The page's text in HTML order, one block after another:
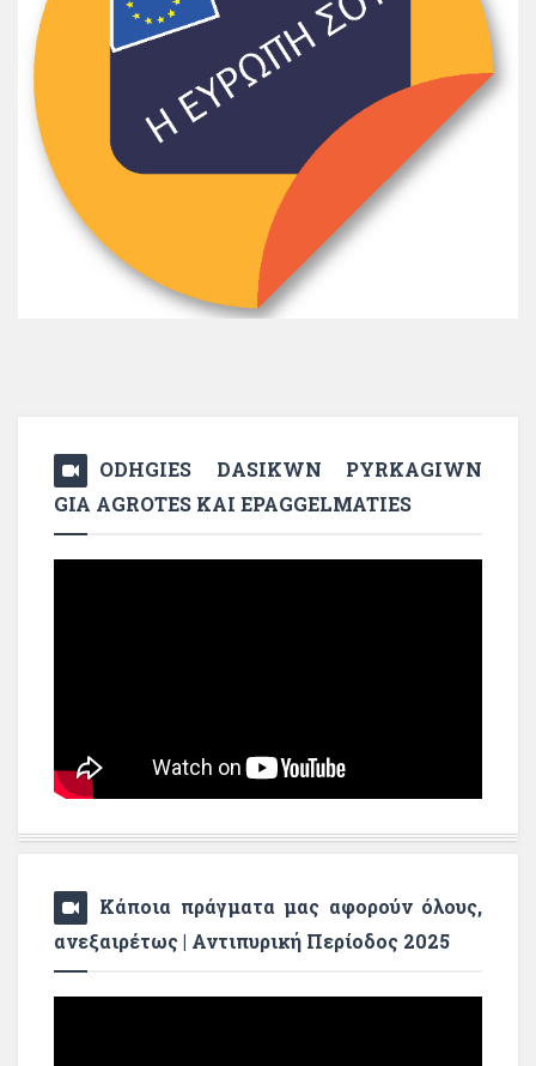
ODHGIES DASIKWN PYRKAGIWN
GIA AGROTES KAI EPAGGELMATIES
Κάποια πράγματα μας αφορούν όλους,
ανεξαιρέτως | Αντιπυρική Περίοδος 2025